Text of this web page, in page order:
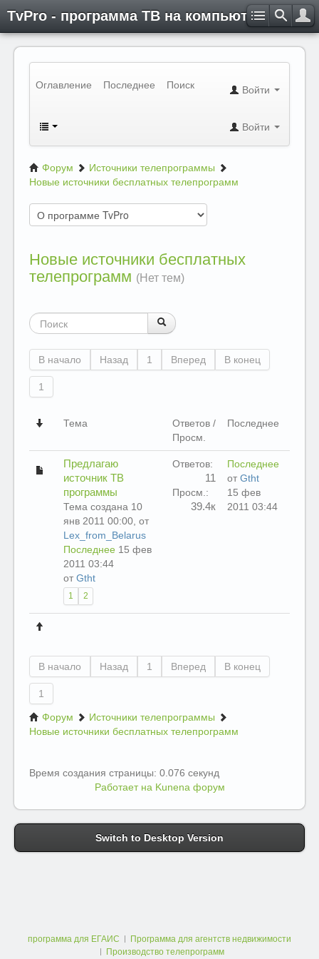
TvPro - программа ТВ на компьютере
Оглавление Последнее Поиск Войти
Войти
Форум
Источники телепрограммы
Новые источники бесплатных телепрограмм
Новые источники бесплатных
телепрограмм (Нет тем)
В начало Назад 1 Вперед В конец
1
Тема
Ответов /
Просм.
Последнее
Предлагаю
источник ТВ
программы
Тема создана 10
янв 2011 00:00, от
Lex_from_Belarus
Последнее 15 фев
2011 03:44
от Gtht
1 2
Ответов:
11
Просм.:
39.4к
Последнее
от Gtht
15 фев
2011 03:44
В начало Назад 1 Вперед В конец
1
Форум
Источники телепрограммы
Новые источники бесплатных телепрограмм
Время создания страницы: 0.076 секунд
Работает на Kunena форум
Switch to Desktop Version
программа для ЕГАИС
Программа для агентств недвижимости
Производство телепрограмм